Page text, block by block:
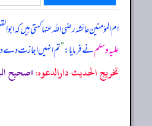
ام المؤمنین عائشہ رضی الله عنہا کہتی ہیں کہ
علیہ وسلمنے فرمایا:”تم انہیں اجازت دے
تخریج الحدیث دارالدعوہ:«صحیح البخاری/النکاح 22 (5103)، صحیح مسلم/الرضاع